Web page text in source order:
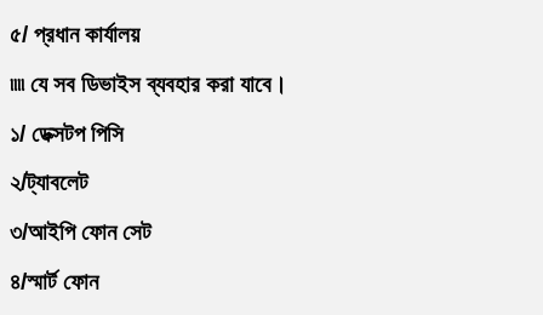
৫/ প্রধান কার্যালয়
৷৷৷৷ যে সব ডিভাইস ব্যবহার করা যাবে।
১/ ডেক্সটপ পিসি
২/ট্যাবলেট
৩/আইপি ফোন সেট
৪/স্মার্ট ফোন